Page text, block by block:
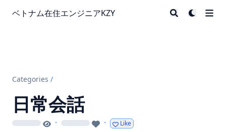
ベトナム在住エンジニアKZY
Categories /
日常会話
loading · loading · Like